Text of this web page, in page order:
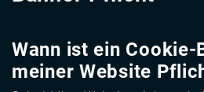
Wann ist ein Cookie-
meiner Website